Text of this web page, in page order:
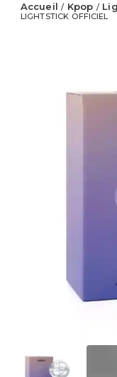
Accueil / Kpop /
LIGHTSTICK OFFICIEL